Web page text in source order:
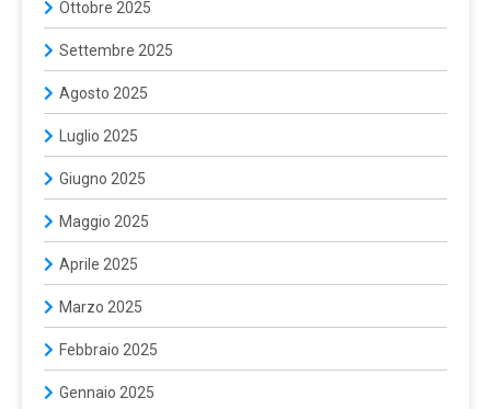
Ottobre 2025
Settembre 2025
Agosto 2025
Luglio 2025
Giugno 2025
Maggio 2025
Aprile 2025
Marzo 2025
Febbraio 2025
Gennaio 2025